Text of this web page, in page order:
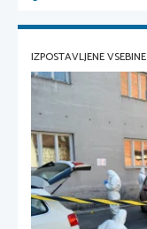
IZPOSTAVLJENE VSEBINE